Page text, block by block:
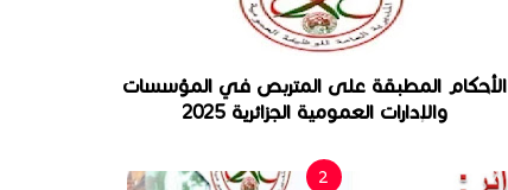
الأحكام المطبقة على المتربص في المؤسسات
والإدارات العمومية الجزائرية 2025